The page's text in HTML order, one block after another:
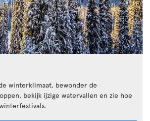
winterklimaat, bewonder de
bekijk ijzige watervallen en zie hoe